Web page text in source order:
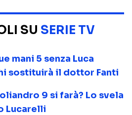
SU SERIE TV
mani 5 senza Luca
sostituirà il dottor Fanti
9 si farà? Lo svela
Lucarelli